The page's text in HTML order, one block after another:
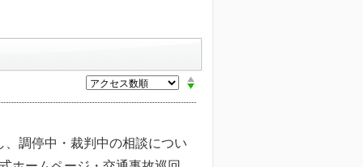
調停中・裁判中の相談につい